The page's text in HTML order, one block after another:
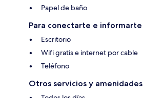
Papel de baño
Para conectarte e informarte
Escritorio
Wifi gratis e internet por cable
Teléfono
Otros servicios y amenidades